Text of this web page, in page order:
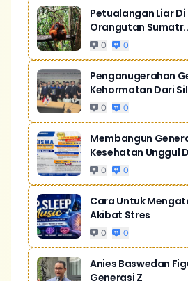
Petualangan Liar
Orangutan
0 0
Penganugerahan
Kehormatan Dari
0 0
Membangun
Kesehatan Unggul
0 0
Cara Untuk
Akibat Stres
0 0
Anies Baswedan
Generasi Z